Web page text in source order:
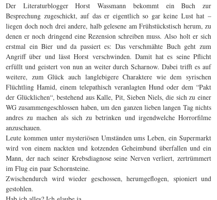
Der Literaturblogger Horst Wassmann bekommt ein Buch zur
Besprechung zugeschickt, auf das er eigentlich so gar keine Lust hat –
liegen doch noch drei andere, halb gelesene am Frühstückstisch herum, zu
denen er noch dringend eine Rezension schreiben muss. Also holt er sich
erstmal ein Bier und da passiert es: Das verschmähte Buch geht zum
Angriff über und lässt Horst verschwinden. Damit hat es seine Pflicht
erfüllt und geistert von nun an weiter durch Scharnow. Dabei trifft es auf
weitere, zum Glück auch langlebigere Charaktere wie dem syrischen
Flüchtling Hamid, einem telepathisch veranlagten Hund oder dem “Pakt
der Glücklichen“, bestehend aus Kalle, Pit, Sieben Niels, die sich zu einer
WG zusammengeschlossen haben, um den ganzen lieben langen Tag nichts
andres zu machen als sich zu betrinken und irgendwelche Horrorfilme
anzuschauen.
Leute kommen unter mysteriösen Umständen ums Leben, ein Supermarkt
wird von einem nackten und kotzenden Geheimbund überfallen und ein
Mann, der nach seiner Krebsdiagnose seine Nerven verliert, zertrümmert
im Flug ein paar Schornsteine.
Zwischendurch wird wieder geschossen, herumgeflogen, spioniert und
gestohlen.